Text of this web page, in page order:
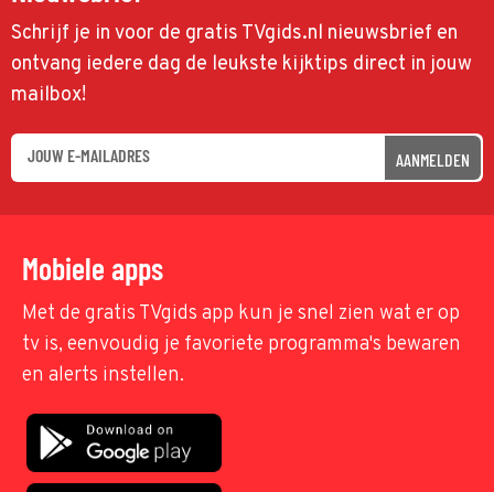
Schrijf je in voor de gratis TVgids.nl nieuwsbrief en
ontvang iedere dag de leukste kijktips direct in jouw
mailbox!
AANMELDEN
Mobiele apps
Met de gratis TVgids app kun je snel zien wat er op
tv is, eenvoudig je favoriete programma's bewaren
en alerts instellen.